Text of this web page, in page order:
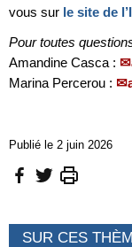
vous sur le site de
Pour toutes
Amandine Casca :
Marina Percerou :
Publié le 2 juin 2026
SUR CES